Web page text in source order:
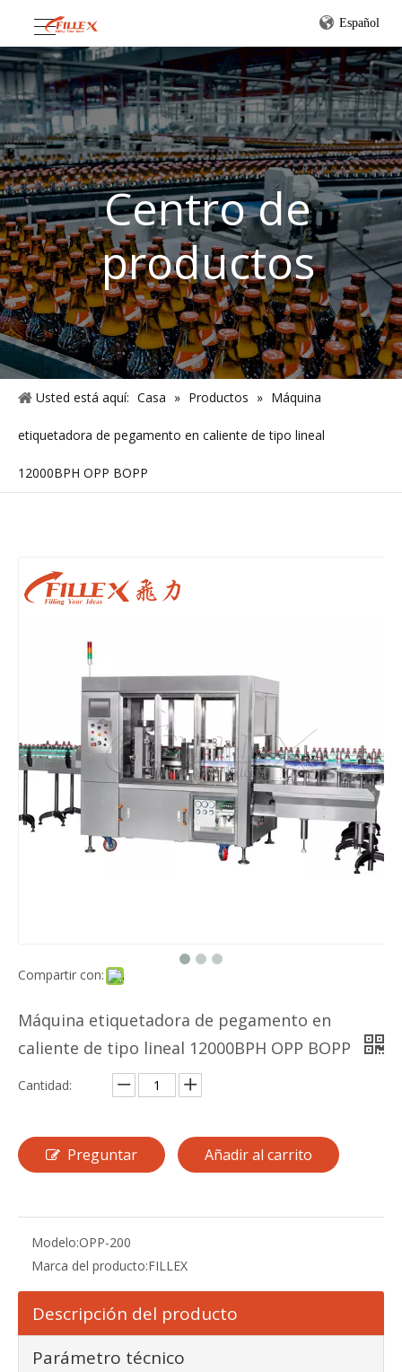
Español
Centro de
productos
Usted está aquí: Casa » Productos » Máquina
etiquetadora de pegamento en caliente de tipo lineal
12000BPH OPP BOPP
Compartir con:
Máquina etiquetadora de pegamento en
caliente de tipo lineal 12000BPH OPP BOPP
Cantidad:
Preguntar Añadir al carrito
Modelo:OPP-200
Marca del producto:FILLEX
Descripción del producto
Parámetro técnico